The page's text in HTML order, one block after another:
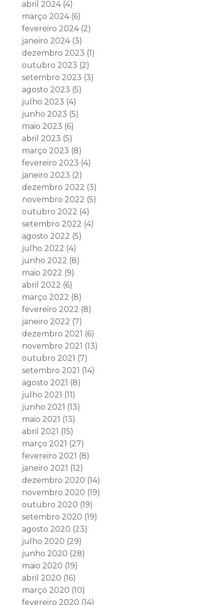
abril 2024(4)
março 2024(6)
fevereiro 2024(2)
janeiro 2024(3)
dezembro 2023 (1)
outubro 2023 (2)
setembro 2023 (3)
agosto 2023 (5)
julho 2023 (4)
junho 2023 (5)
maio 2023 (6)
abril 2023 (5)
março 2023 (8)
fevereiro 2023 (4)
janeiro 2023 (2)
dezembro 2022 (3)
novembro 2022 (5)
outubro 2022 (4)
setembro 2022 (4)
agosto 2022 (5)
julho 2022 (4)
junho 2022 (8)
maio 2022 (9)
abril 2022 (6)
março 2022 (8)
fevereiro 2022 (8)
janeiro 2022 (7)
dezembro 2021 (6)
novembro 2021 (13)
outubro 2021 (7)
setembro 2021 (14)
agosto 2021 (8)
julho 2021 (11)
junho 2021 (13)
maio 2021 (13)
abril 2021 (15)
março 2021 (27)
fevereiro 2021 (8)
janeiro 2021 (12)
dezembro 2020 (14)
novembro 2020 (19)
outubro 2020 (19)
setembro 2020 (19)
agosto 2020 (23)
julho 2020 (29)
junho 2020 (28)
maio 2020 (19)
abril 2020 (16)
março 2020 (10)
fevereiro 2020 (14)